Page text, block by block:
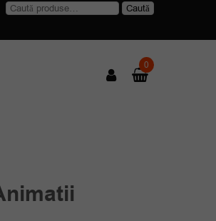
Caută
Caută
0